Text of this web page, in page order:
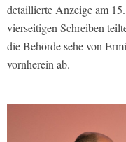
detaillierte Anzeige am
vierseitigen Schreiben
die Behörde sehe von
vornherein ab.